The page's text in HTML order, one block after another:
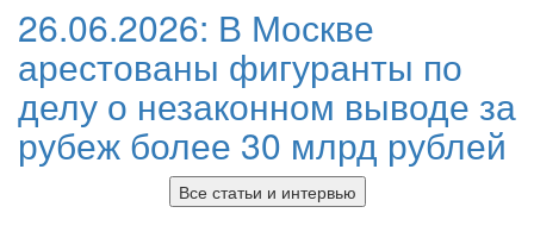
26.06.2026: В Москве
арестованы фигуранты по
делу о незаконном выводе за
рубеж более 30 млрд рублей
Все статьи и интервью